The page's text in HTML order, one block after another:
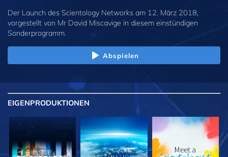
Der Launch des Scientology Networks am 12. März 2018,
vorgestellt von Mr David Miscavige in diesem einstündigen
Sonderprogramm.
Abspielen
EIGENPRODUKTIONEN